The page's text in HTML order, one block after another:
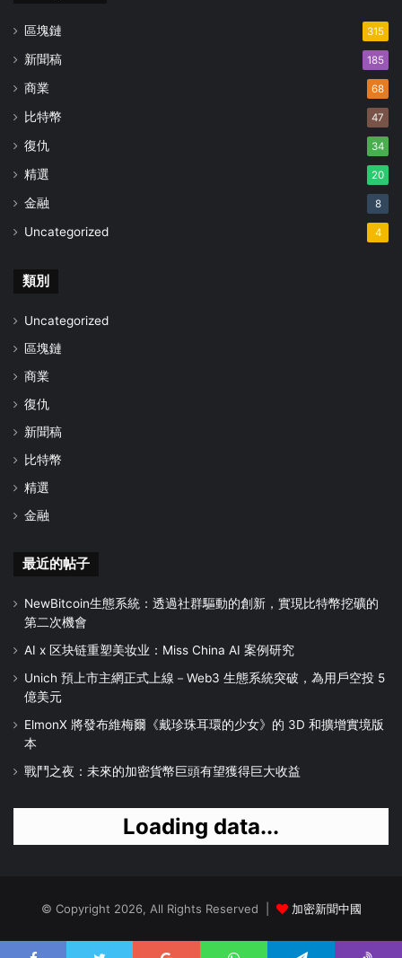
區塊鏈 315
新聞稿 185
商業 68
比特幣 47
復仇 34
精選 20
金融 8
Uncategorized 4
類別
Uncategorized
區塊鏈
商業
復仇
新聞稿
比特幣
精選
金融
最近的帖子
NewBitcoin生態系統：透過社群驅動的創新，實現比特幣挖礦的
第二次機會
AI x 区块链重塑美妆业：Miss China AI 案例研究
Unich 預上市主網正式上線－Web3 生態系統突破，為用戶空投 5
億美元
ElmonX 將發布維梅爾《戴珍珠耳環的少女》的 3D 和擴增實境版
本
戰鬥之夜：未來的加密貨幣巨頭有望獲得巨大收益
Loading data...
© Copyright 2026, All Rights Reserved | 加密新聞中國